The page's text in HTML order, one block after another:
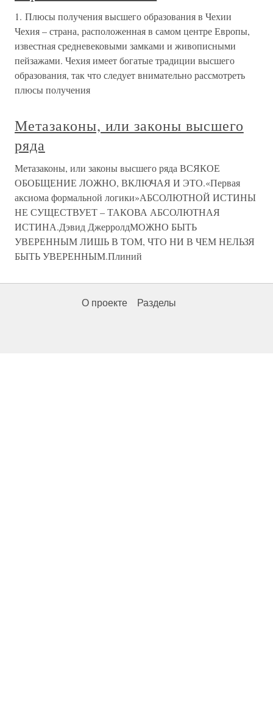
1. Плюсы получения высшего образования в Чехии
Чехия – страна, расположенная в самом центре Европы,
известная средневековыми замками и живописными
пейзажами. Чехия имеет богатые традиции высшего
образования, так что следует внимательно рассмотреть
плюсы получения
Метазаконы, или законы высшего
ряда
Метазаконы, или законы высшего ряда ВСЯКОЕ
ОБОБЩЕНИЕ ЛОЖНО, ВКЛЮЧАЯ И ЭТО.«Первая
аксиома формальной логики»АБСОЛЮТНОЙ ИСТИНЫ
НЕ СУЩЕСТВУЕТ – ТАКОВА АБСОЛЮТНАЯ
ИСТИНА.Дэвид ДжерролдМОЖНО БЫТЬ
УВЕРЕННЫМ ЛИШЬ В ТОМ, ЧТО НИ В ЧЕМ НЕЛЬЗЯ
БЫТЬ УВЕРЕННЫМ.Плиний
О проекте Разделы